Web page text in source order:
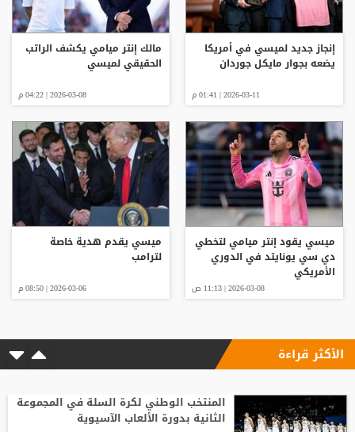
إنجاز جديد لميسي في أمريكا
يضعه بجوار مايكل جوردان
2026-03-11 | 01:41 م
مالك إنتر ميامي يكشف الراتب
الحقيقي لميسي
2026-03-08 | 04:22 م
ميسي يقود إنتر ميامي لتخطي
دي سي يونايتد في الدوري
الأمريكي
2026-03-08 | 11:13 ص
ميسي يقدم هدية خاصة
لترامب
2026-03-06 | 08:50 م
الأكثر قراءة
المنتخب الوطني لكرة السلة في المجموعة
الثانية بدورة الألعاب الآسيوية